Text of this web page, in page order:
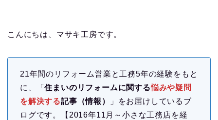
こんにちは、マサキ工房です。
21年間のリフォーム営業と工務5年の経験をもと
に、「住まいのリフォームに関する悩みや疑問
を解決する記事（情報）
」をお届けしているブ
ログです。【2016年11月～小さな工務店を経